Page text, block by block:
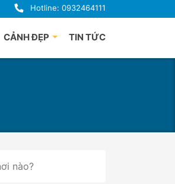
Hotline: 0932464111
CẢNH ĐẸP TIN TỨC